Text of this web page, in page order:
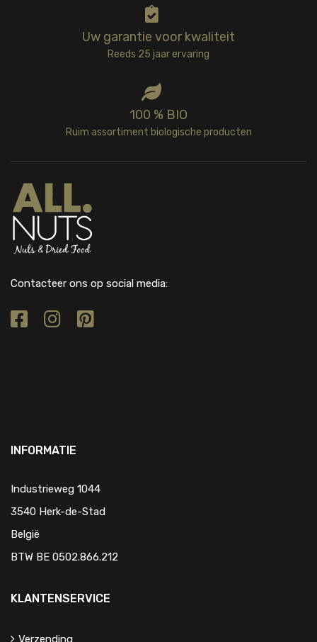
Uw garantie voor kwaliteit
Reeds 25 jaar ervaring
100 % BIO
Ruim assortiment biologische producten
Contacteer ons op social media:
INFORMATIE
Industrieweg 1044
3540 Herk-de-Stad
België
BTW BE 0502.866.212
KLANTENSERVICE
Verzending